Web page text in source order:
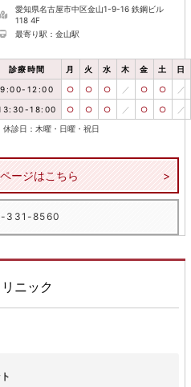
愛知県名古屋市中区金山1-9-16 鉄鋼ビル
118 4F
最寄り駅：金山駅
診療時間 月 火 水 木 金 土 日
9:00-12:00 ○ ○ ○ ／ ○ ○ ／
18:00 ○ ○ ○ ／ ○ ○ ／
休診日：木曜・日曜・祝日
ージはこちら
331-8560
ニック